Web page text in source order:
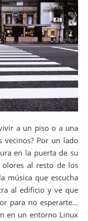
a un piso o a una
vecinos? Por un lado
en la puerta de su
al resto de los
música que escucha
al edificio y ve que
para no esperarte…
en un entorno Linux